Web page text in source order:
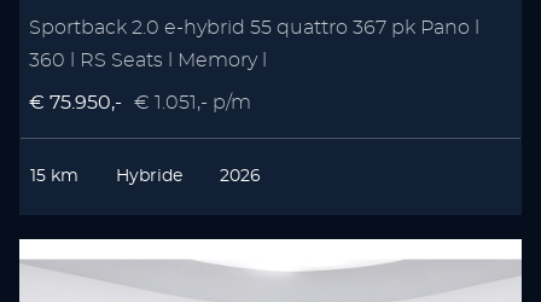
Sportback 2.0 e-hybrid 55 quattro 367 pk Pano l
360 l RS Seats l Memory l
€ 75.950,- € 1.051,- p/m
15 km Hybride 2026